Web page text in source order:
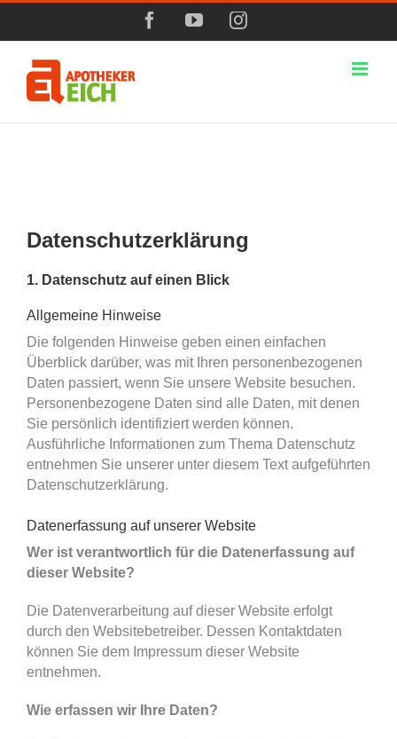
FacebookYouTubeInstagram
Datenschutzerklärung
1. Datenschutz auf einen Blick
Allgemeine Hinweise
Die folgenden Hinweise geben einen einfachen
Überblick darüber, was mit Ihren personenbezogenen
Daten passiert, wenn Sie unsere Website besuchen.
Personenbezogene Daten sind alle Daten, mit denen
Sie persönlich identifiziert werden können.
Ausführliche Informationen zum Thema Datenschutz
entnehmen Sie unserer unter diesem Text aufgeführten
Datenschutzerklärung.
Datenerfassung auf unserer Website
Wer ist verantwortlich für die Datenerfassung auf
dieser Website?
Die Datenverarbeitung auf dieser Website erfolgt
durch den Websitebetreiber. Dessen Kontaktdaten
können Sie dem Impressum dieser Website
entnehmen.
Wie erfassen wir Ihre Daten?